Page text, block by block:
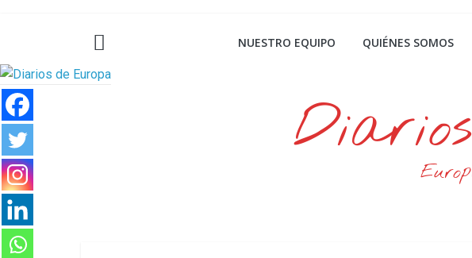
NUESTRO EQUIPO QUIÉNES SOMOS